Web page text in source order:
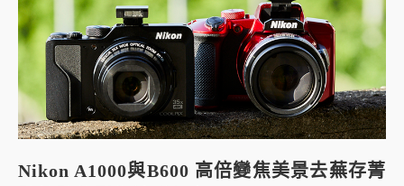
Nikon A1000與B600 高倍變焦美景去蕪存菁